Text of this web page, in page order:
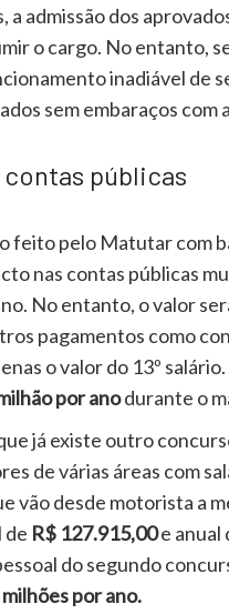
a admissão dos
o cargo. No entanto,
inadiável de
sem embaraços com
públicas
feito pelo Matutar com
nas contas públicas
No entanto, o valor
pagamentos como
o valor do 13º
por anodurante o
já existe outro
de várias áreas com
vão desde motorista a
de R$ 127.915,00e anual
do segundo
milhões por ano.